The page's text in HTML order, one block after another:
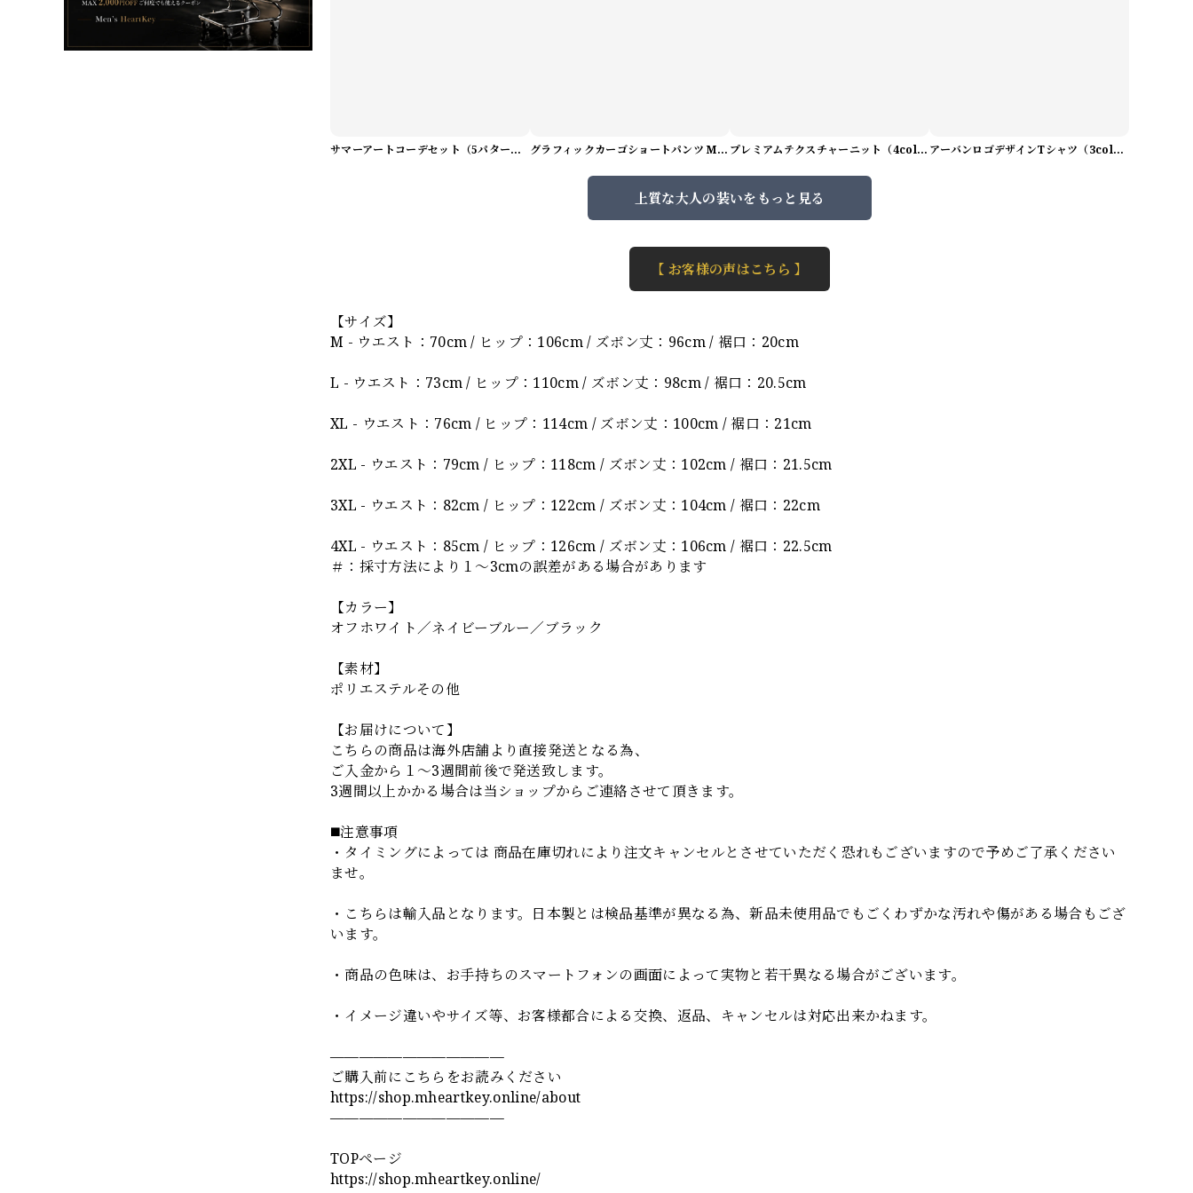
サマーアートコーデセット（5パターン） M1048 グラフィックカーゴショートパンツ M1029 プレミアムテクスチャーニット（4color） M0971 アーバンロゴデザインTシャツ（3color） M0984
上質な大人の装いをもっと見る
【 お客様の声はこちら 】
【サイズ】
M - ウエスト：70cm / ヒップ：106cm / ズボン丈：96cm / 裾口：20cm
L - ウエスト：73cm / ヒップ：110cm / ズボン丈：98cm / 裾口：20.5cm
XL - ウエスト：76cm / ヒップ：114cm / ズボン丈：100cm / 裾口：21cm
2XL - ウエスト：79cm / ヒップ：118cm / ズボン丈：102cm / 裾口：21.5cm
3XL - ウエスト：82cm / ヒップ：122cm / ズボン丈：104cm / 裾口：22cm
4XL - ウエスト：85cm / ヒップ：126cm / ズボン丈：106cm / 裾口：22.5cm
＃：採寸方法により１～3cmの誤差がある場合があります
【カラー】
オフホワイト／ネイビーブルー／ブラック
【素材】
ポリエステルその他
【お届けについて】
こちらの商品は海外店舗より直接発送となる為、
ご入金から１～3週間前後で発送致します。
3週間以上かかる場合は当ショップからご連絡させて頂きます。
◼️注意事項
・タイミングによっては 商品在庫切れにより注文キャンセルとさせていただく恐れもございますので予めご了承ください
ませ。
・こちらは輸入品となります。日本製とは検品基準が異なる為、新品未使用品でもごくわずかな汚れや傷がある場合もござ
います。
・商品の色味は、お手持ちのスマートフォンの画面によって実物と若干異なる場合がございます。
・イメージ違いやサイズ等、お客様都合による交換、返品、キャンセルは対応出来かねます。
————————————
ご購入前にこちらをお読みください
https://shop.mheartkey.online/about
————————————
TOPページ
https://shop.mheartkey.online/